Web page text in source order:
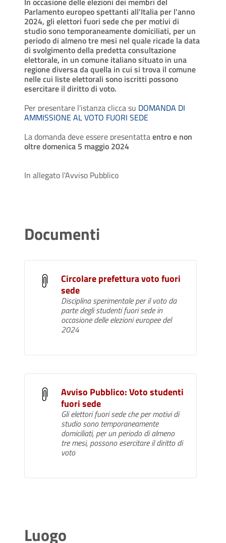
Parlamento europeo spettanti all'Italia per l'anno
2024, gli elettori fuori sede che per motivi di
studio sono temporaneamente domiciliati, per un
periodo di almeno tre mesi nel quale ricade la data
di svolgimento della predetta consultazione
elettorale, in un comune italiano situato in una
regione diversa da quella in cui si trova il comune
nelle cui liste elettorali sono iscritti possono
esercitare il diritto di voto.
Per presentare l'istanza clicca su DOMANDA DI
AMMISSIONE AL VOTO FUORI SEDE
La domanda deve essere presentattaentro e non
oltre domenica 5 maggio 2024
In allegato l'Avviso Pubblico
Documenti
Circolare prefettura voto fuori
sede
Disciplina sperimentale per il voto da
parte degli studenti fuori sede in
occasione delle elezioni europee del
2024
Avviso Pubblico: Voto studenti
fuori sede
Gli elettori fuori sede che per motivi di
studio sono temporaneamente
domiciliati, per un periodo di almeno
tre mesi, possono esercitare il diritto di
voto
Luogo